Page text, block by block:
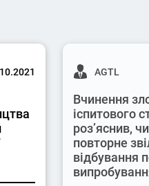
AGTL
Вчинення
іспитового
роз’яснив,
повторне
відбування